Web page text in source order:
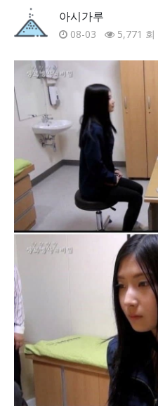
반복 업무를 줄여주는 자동화
아시가루
08-03 5,771 회